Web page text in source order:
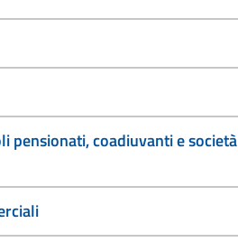
pensionati, coadiuvanti e società